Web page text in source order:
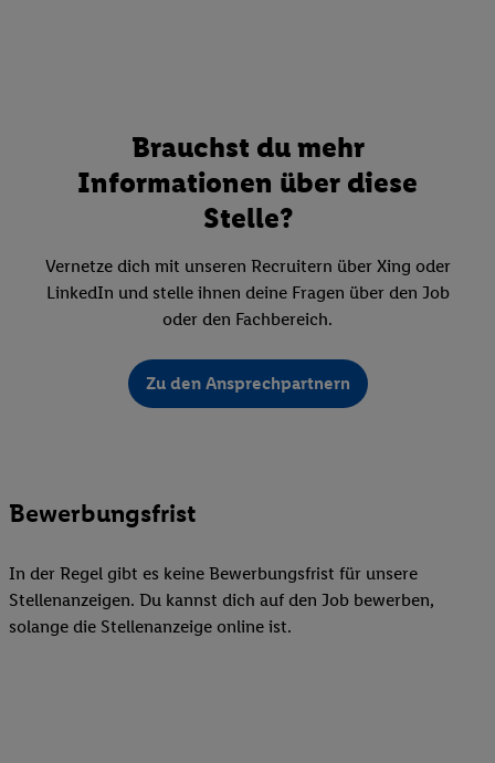
Brauchst du mehr
Informationen über diese
Stelle?
Vernetze dich mit unseren Recruitern über Xing oder
LinkedIn und stelle ihnen deine Fragen über den Job
oder den Fachbereich.
Zu den Ansprechpartnern
Bewerbungsfrist
In der Regel gibt es keine Bewerbungsfrist für unsere
Stellenanzeigen. Du kannst dich auf den Job bewerben,
solange die Stellenanzeige online ist.